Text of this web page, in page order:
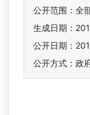
公开范围：全
生成日期：
公开日期：
公开方式：政